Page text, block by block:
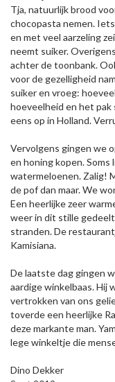
Tja, natuurlijk brood
chocopasta nemen.
en met veel aarzeling
neemt suiker.
achter de toonbank.
voor de gezelligheid
suiker en vroeg:
hoeveelheid en het
eens op in Holland.
Vervolgens gingen we
en honing kopen.
watermeloenen. Zalig!
de pof dan maar. We
Een heerlijke zeer
weer in dit stille
stranden. De
Kamisiana.
De laatste dag gingen
aardige winkelbaas. Hij
vertrokken van ons
toverde een heerlijke
deze markante man.
lege winkeltje die
Dino Dekker